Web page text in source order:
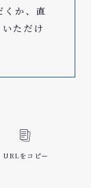
くか、直
ただけ
URLをコピー